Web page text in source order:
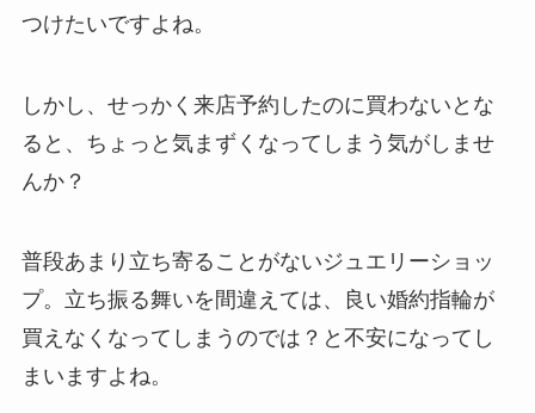
つけたいですよね。
しかし、せっかく来店予約したのに買わないとな
ると、ちょっと気まずくなってしまう気がしませ
んか？
普段あまり立ち寄ることがないジュエリーショッ
プ。立ち振る舞いを間違えては、良い婚約指輪が
買えなくなってしまうのでは？と不安になってし
まいますよね。